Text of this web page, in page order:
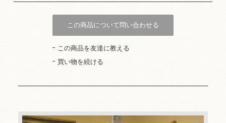
この商品について問い合わせる
この商品を友達に教える
買い物を続ける